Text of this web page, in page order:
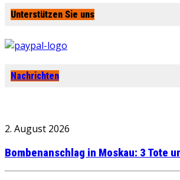
Unterstützen Sie uns
Nachrichten
2. August 2026
Bombenanschlag in Moskau: 3 Tote